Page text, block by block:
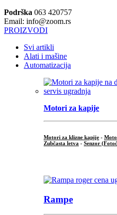
Podrška 063 420757
Email: info@zoom.rs
PROIZVODI
Svi artikli
Alati i mašine
Automatizacija
Motori za kapije
Motori za klizne kapije -
Zubčasta letva - Senzor
Rampe